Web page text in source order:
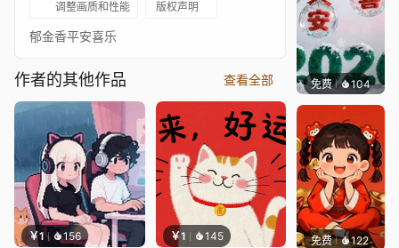
调整画质和性能 版权声明
郁金香平安喜乐
作者的其他作品 查看全部
￥1 156 ￥1 145
免费 104好看
免费 122渔小小